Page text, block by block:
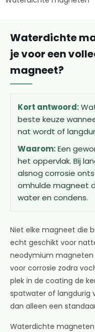
Waterdichte
je voor een
magneet?
Kort antwoord:
beste keuze
nat wordt of
Waarom:Een
het oppervlak. Bij
alsnog corrosie
omhulde magneet
water en condens.
Niet elke magneet die
echt geschikt voor
neodymium magneten
voor corrosie zodra
plek in de coating de
spatwater of langdurig
dan alleen een
Waterdichte magneten